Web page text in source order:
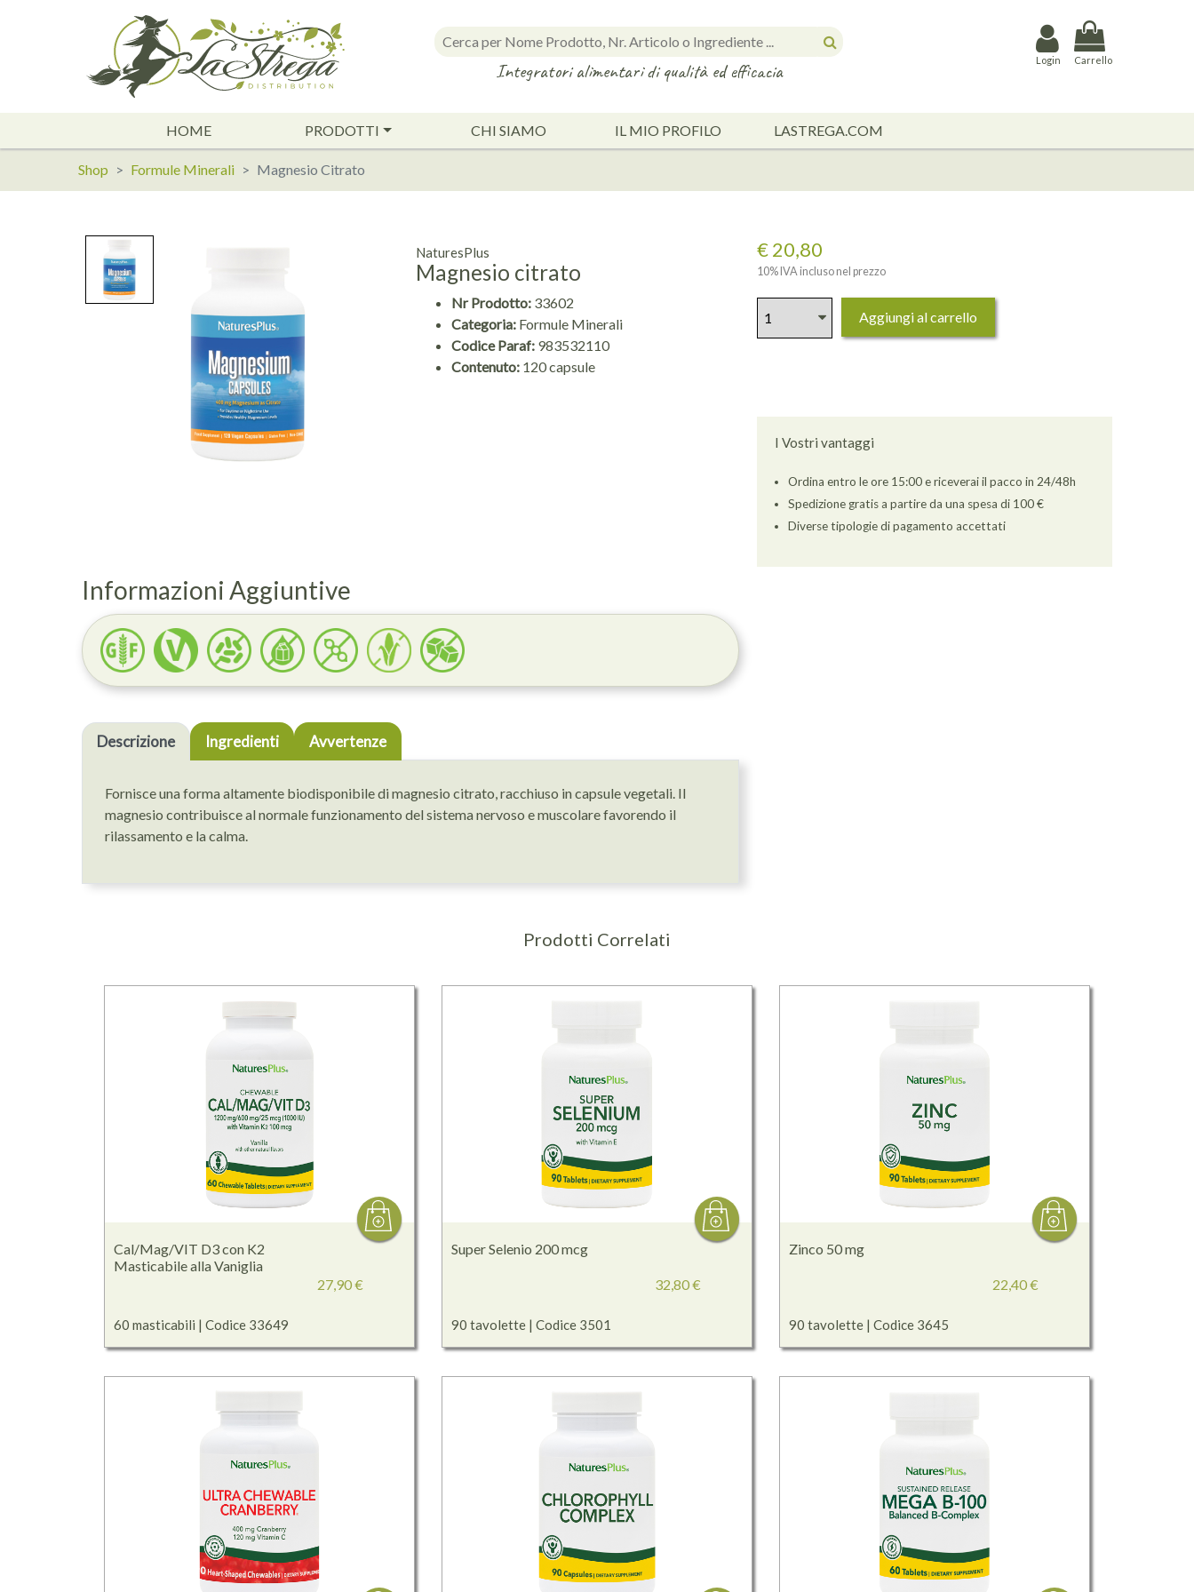
Integratori alimentari di qualità ed efficacia Login Carrello
HOME PRODOTTI CHI SIAMO IL MIO PROFILO LASTREGA.COM
Shop Formule Minerali Magnesio Citrato
NaturesPlus
Magnesio citrato
Nr Prodotto: 33602
Categoria: Formule Minerali
Codice Paraf: 983532110
Contenuto: 120 capsule
€ 20,80
10% IVA incluso nel prezzo
Aggiungi al carrello
I Vostri vantaggi
Ordina entro le ore 15:00 e riceverai il pacco in 24/48h
Spedizione gratis a partire da una spesa di 100 €
Diverse tipologie di pagamento accettati
Informazioni Aggiuntive
Descrizione Ingredienti Avvertenze
Fornisce una forma altamente biodisponibile di magnesio citrato, racchiuso in capsule vegetali. Il
magnesio contribuisce al normale funzionamento del sistema nervoso e muscolare favorendo il
rilassamento e la calma.
Prodotti Correlati
Cal/Mag/VIT D3 con K2
Masticabile alla Vaniglia
60 masticabili | Codice 33649
27,90 €
Super Selenio 200 mcg
90 tavolette | Codice 3501
32,80 €
Zinco 50 mg
90 tavolette | Codice 3645
22,40 €